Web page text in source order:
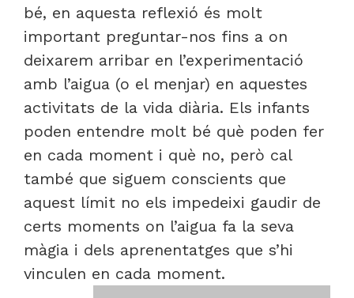
bé, en aquesta reflexió és molt
important preguntar-nos fins a on
deixarem arribar en l’experimentació
amb l’aigua (o el menjar) en aquestes
activitats de la vida diària. Els infants
poden entendre molt bé què poden fer
en cada moment i què no, però cal
també que siguem conscients que
aquest límit no els impedeixi gaudir de
certs moments on l’aigua fa la seva
màgia i dels aprenentatges que s’hi
vinculen en cada moment.